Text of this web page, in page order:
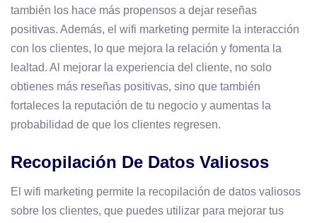
también los hace más propensos a dejar reseñas
positivas. Además, el wifi marketing permite la interacción
con los clientes, lo que mejora la relación y fomenta la
lealtad. Al mejorar la experiencia del cliente, no solo
obtienes más reseñas positivas, sino que también
fortaleces la reputación de tu negocio y aumentas la
probabilidad de que los clientes regresen.
Recopilación De Datos Valiosos
El wifi marketing permite la recopilación de datos valiosos
sobre los clientes, que puedes utilizar para mejorar tus